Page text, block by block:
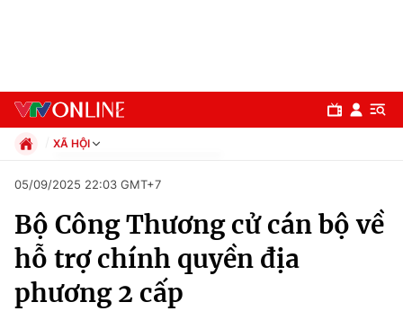
Chuyên mục
Chính trị
XÃ HỘI
Xã hội
Pháp luật
Kinh tế
Thể thao
Truyền hình
Văn hóa - Giải trí
05/09/2025 22:03 GMT+7
Bộ Công Thương cử cán bộ về
hỗ trợ chính quyền địa
phương 2 cấp